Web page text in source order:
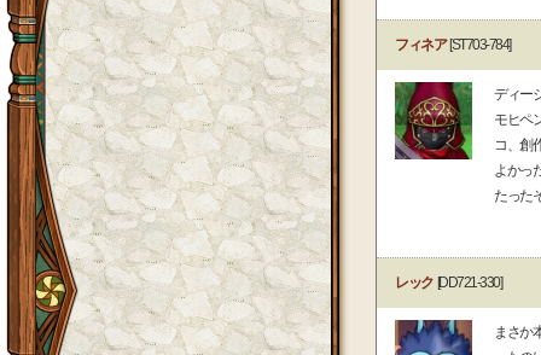
フィネア[ST703-784]
ディー
モヒペ
コ、創
よかっ
たった
レック[DD721-330]
まさか